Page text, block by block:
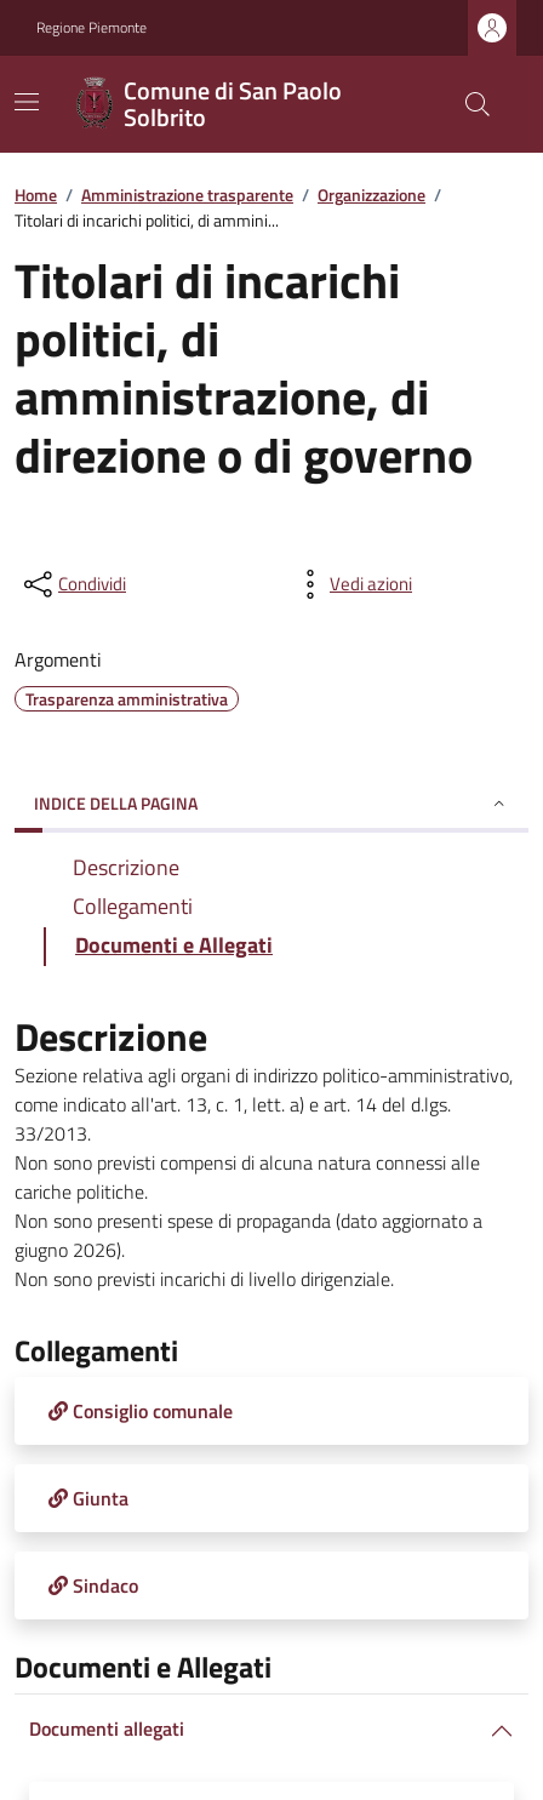
Regione Piemonte
Comune di San Paolo
Solbrito
Home / Amministrazione trasparente / Organizzazione /
Titolari di incarichi politici, di ammini...
Titolari di incarichi
politici, di
amministrazione, di
direzione o di governo
Condividi Vedi azioni
Argomenti
Trasparenza amministrativa
INDICE DELLA PAGINA
Descrizione
Collegamenti
Documenti e Allegati
Descrizione
Sezione relativa agli organi di indirizzo politico-amministrativo,
come indicato all'art. 13, c. 1, lett. a) e art. 14 del d.lgs.
33/2013.
Non sono previsti compensi di alcuna natura connessi alle
cariche politiche.
Non sono presenti spese di propaganda (dato aggiornato a
giugno 2026).
Non sono previsti incarichi di livello dirigenziale.
Collegamenti
Consiglio comunale
Giunta
Sindaco
Documenti e Allegati
Documenti allegati